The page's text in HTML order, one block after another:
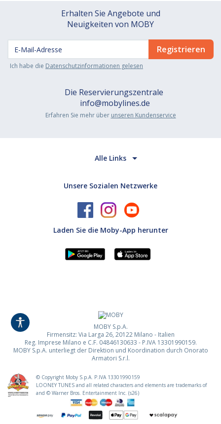
Erhalten Sie Angebote und
Neuigkeiten von MOBY
Ich habe die Datenschutzinformationen gelesen
Die Reservierungszentrale
info@mobylines.de
Erfahren Sie mehr über unseren Kundenservice
Alle Links
Unsere Sozialen Netzwerke
Laden Sie die Moby-App herunter
MOBY S.p.A.
Firmensitz: Via Larga 26, 20122 Milano - Italien
Reg. Imprese Milano e C.F. 04846130633 - P.IVA 13301990159.
MOBY S.p.A. unterliegt der Direktion und Koordination durch Onorato
Armatori S.r.l.
© Copyright Moby S.p.A. P.IVA 13301990159
LOONEY TUNES and all related characters and elements are trademarks of
and © Warner Bros. Entertainment Inc. (s26)